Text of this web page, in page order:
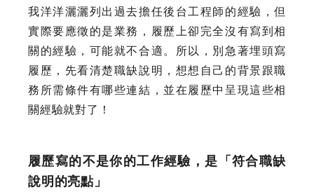
我洋洋灑灑列出過去擔任後台工程師的經驗，但
實際要應徵的是業務，履歷上卻完全沒有寫到相
關的經驗，可能就不合適。所以，別急著埋頭寫
履歷，先看清楚職缺說明，想想自己的背景跟職
務所需條件有哪些連結，並在履歷中呈現這些相
關經驗就對了！
履歷寫的不是你的工作經驗，是「符合職缺
說明的亮點」